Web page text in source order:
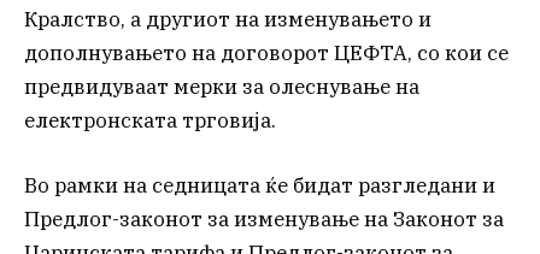
Кралство, а другиот на изменувањето и
дополнувањето на договорот ЦЕФТА, со кои се
предвидуваат мерки за олеснување на
електронската трговија.
Во рамки на седницата ќе бидат разгледани и
Предлог-законот за изменување на Законот за